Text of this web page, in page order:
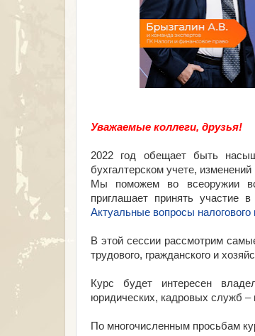
Уважаемые коллеги, друзья!
2022 год обещает быть
бухгалтерском учете,
Мы поможем во всеоружии
приглашает принять участие
Актуальные вопросы налогового
В этой сессии рассмотрим
трудового, гражданского и
Курс будет интересен
юридических, кадровых служб –
По многочисленным просьбам